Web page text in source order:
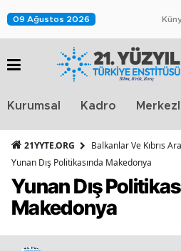
09 Ağustos 2026
Kurumsal Kadro
21YYTE.ORG
Balkanlar Ve Kıbrıs
Yunan Dış Politikasında Makedonya
Yunan Dış
Makedonya